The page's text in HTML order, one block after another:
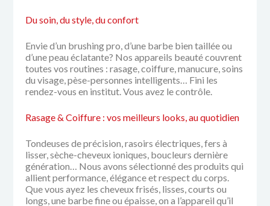
Du soin, du style, du confort
Envie d’un brushing pro, d’une barbe bien taillée ou
d’une peau éclatante? Nos appareils beauté couvrent
toutes vos routines :rasage, coiffure, manucure, soins
du visage, pèse-personnes intelligents… Fini les
rendez-vous en institut. Vous avez le contrôle.
Rasage & Coiffure : vos meilleurs looks, au quotidien
Tondeuses de précision, rasoirs électriques, fers à
lisser, sèche-cheveux ioniques, boucleurs dernière
génération… Nous avons sélectionné des produits qui
allient performance, élégance et respect du corps.
Que vous ayez les cheveux frisés, lisses, courts ou
longs, une barbe fine ou épaisse, on a l’appareil qu’il